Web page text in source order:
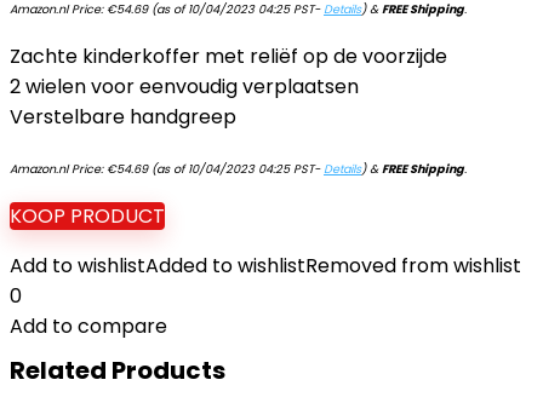
Amazon.nl Price: €54.69(as of 10/04/2023 04:25 PST-Details)&FREE Shipping.
Zachte kinderkoffer met reliëf op de voorzijde
2 wielen voor eenvoudig verplaatsen
Verstelbare handgreep
Amazon.nl Price: €54.69(as of 10/04/2023 04:25 PST-Details)&FREE Shipping.
KOOP PRODUCT
Add to wishlistAdded to wishlistRemoved from wishlist
0
Add to compare
Related Products